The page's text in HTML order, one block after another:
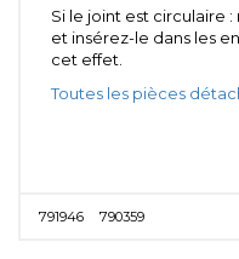
Si le joint est circulaire
et insérez-le dans les
cet effet.
Toutes les pièces
791946 790359